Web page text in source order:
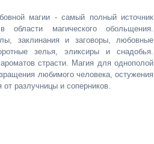
магии - самый полный источник
области магического обольщения.
заклинания и заговоры, любовные
зелья, эликсиры и снадобья.
страсти. Магия для однополой
любимого человека, остужения
разлучницы и соперников.